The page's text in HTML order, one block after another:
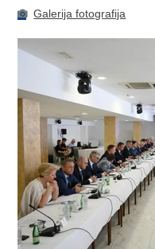
Galerija fotografija